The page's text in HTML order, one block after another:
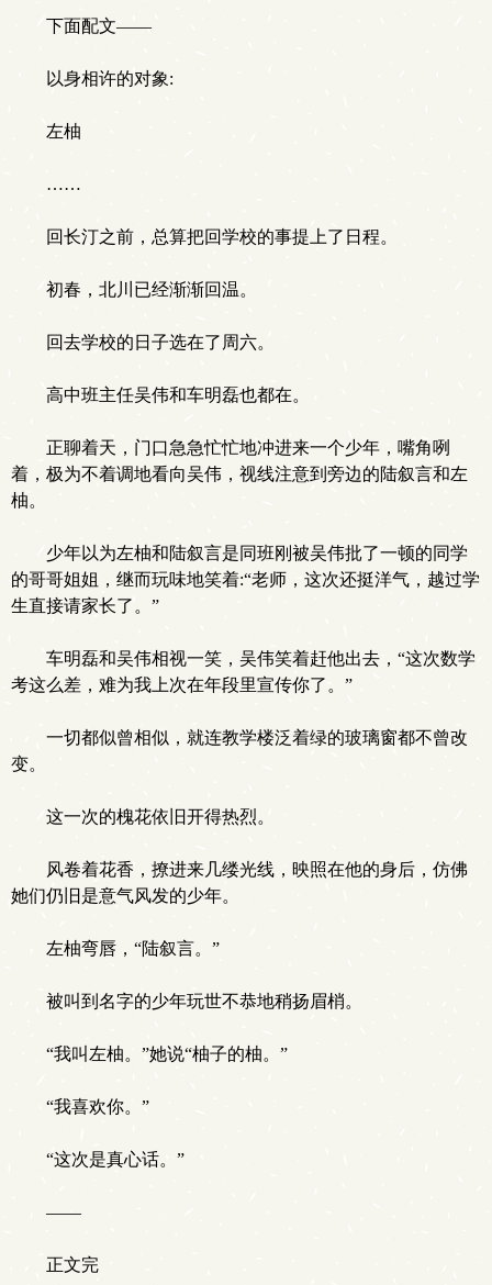
下面配文——
以身相许的对象:
左柚
……
回长汀之前，总算把回学校的事提上了日程。
初春，北川已经渐渐回温。
回去学校的日子选在了周六。
高中班主任吴伟和车明磊也都在。
正聊着天，门口急急忙忙地冲进来一个少年，嘴角咧
着，极为不着调地看向吴伟，视线注意到旁边的陆叙言和左
柚。
少年以为左柚和陆叙言是同班刚被吴伟批了一顿的同学
的哥哥姐姐，继而玩味地笑着:“老师，这次还挺洋气，越过学
生直接请家长了。”
车明磊和吴伟相视一笑，吴伟笑着赶他出去，“这次数学
考这么差，难为我上次在年段里宣传你了。”
一切都似曾相似，就连教学楼泛着绿的玻璃窗都不曾改
变。
这一次的槐花依旧开得热烈。
风卷着花香，撩进来几缕光线，映照在他的身后，仿佛
她们仍旧是意气风发的少年。
左柚弯唇，“陆叙言。”
被叫到名字的少年玩世不恭地稍扬眉梢。
“我叫左柚。”她说“柚子的柚。”
“我喜欢你。”
“这次是真心话。”
——
正文完